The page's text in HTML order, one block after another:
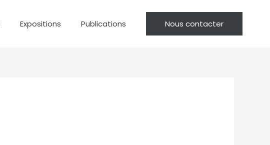
Expositions Publications Nous contacter